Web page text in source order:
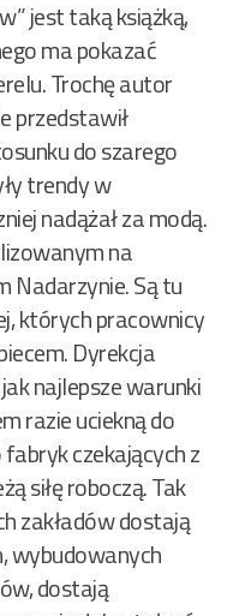
jest taką książką,
ma pokazać
Trochę autor
przedstawił
do szarego
trendy w
nadążał za modą.
na
Nadarzynie. Są tu
których pracownicy
Dyrekcja
najlepsze warunki
razie uciekną do
czekających z
siłę roboczą. Tak
zakładów dostają
wybudowanych
dostają